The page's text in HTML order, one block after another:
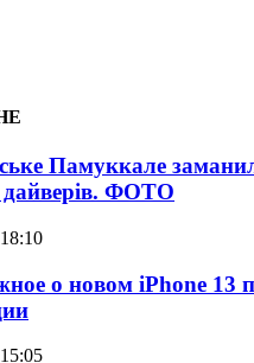
Памуккале
дайверів. ФОТО
о новом iPhone 13